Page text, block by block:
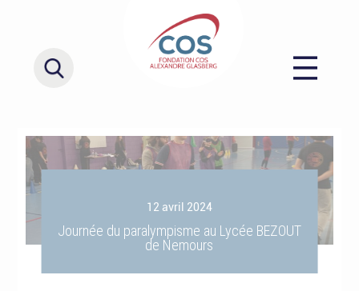
12 avril 2024
Journée du paralympisme au Lycée BEZOUT
de Nemours